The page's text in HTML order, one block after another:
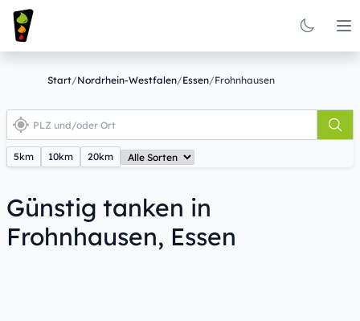
Start/Nordrhein-Westfalen/Essen/Frohnhausen
5km 10km 20km
Günstig tanken in
Frohnhausen, Essen